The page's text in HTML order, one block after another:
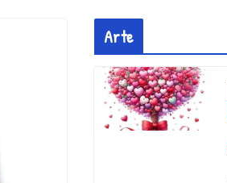
Arte